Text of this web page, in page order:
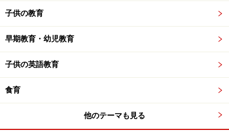
子供の教育
早期教育・幼児教育
子供の英語教育
食育
他のテーマも見る